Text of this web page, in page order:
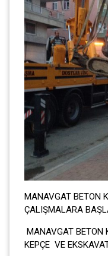
MANAVGAT BETON
ÇALIŞMALARA
MANAVGAT
KEPÇE VE